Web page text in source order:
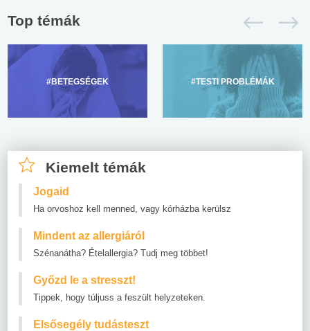
Top témák
#BETEGSÉGEK #TESTI PROBLÉMÁK
Kiemelt témák
Jogaid
Ha orvoshoz kell menned, vagy kórházba kerülsz
Mindent az allergiáról
Szénanátha? Ételallergia? Tudj meg többet!
Győzd le a stresszt!
Tippek, hogy túljuss a feszült helyzeteken.
Elsősegély tudásteszt